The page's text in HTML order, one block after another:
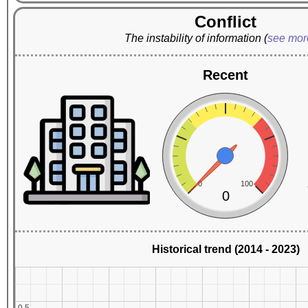
Conflict
The instability of information (see
Recent
0 100
0
Historical trend (2014 - 2023)